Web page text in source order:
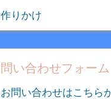
作りかけ
問い合わせフォーム
お問い合わせはこちら